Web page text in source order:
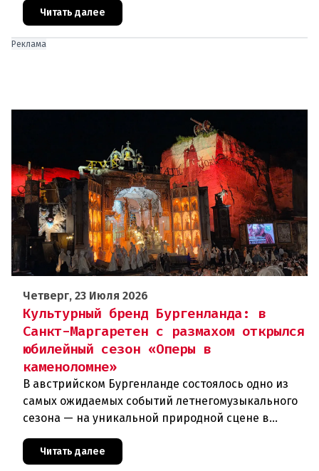
была в конце июня, ког
Читать далее
Реклама
Четверг, 23 Июля 2026
Культурный бренд Бургенланда: в
Санкт-Маргаретен с размахом открылся
юбилейный сезон «Оперы в
каменоломне»
В австрийском Бургенланде состоялось одно из
самых ожидаемых событий летнегомузыкального
сезона — на уникальной природной сцене в
римской каменоломне Санкт-Маргаретен (St.
Margarethen) прошла грандиоз
Читать далее